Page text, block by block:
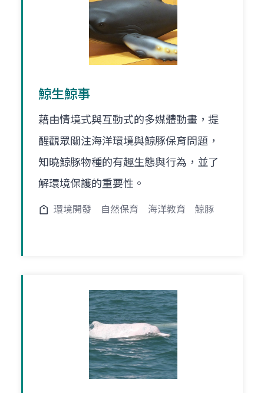
鯨生鯨事
藉由情境式與互動式的多媒體動畫，提
醒觀眾關注海洋環境與鯨豚保育問題，
知曉鯨豚物種的有趣生態與行為，並了
解環境保護的重要性。
環境開發 自然保育 海洋教育 鯨豚